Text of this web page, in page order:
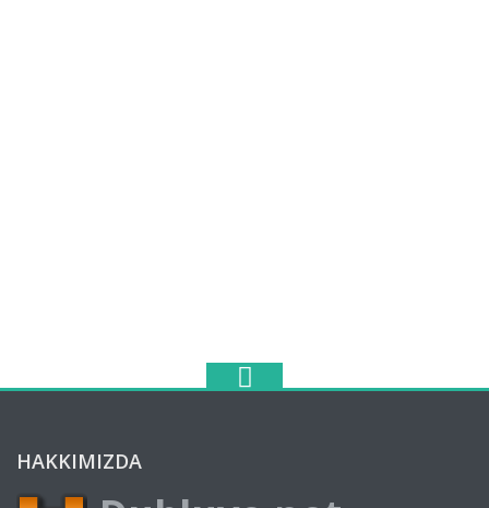
HAKKIMIZDA